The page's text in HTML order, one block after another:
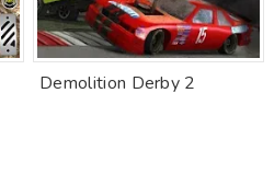
Demolition Derby 2